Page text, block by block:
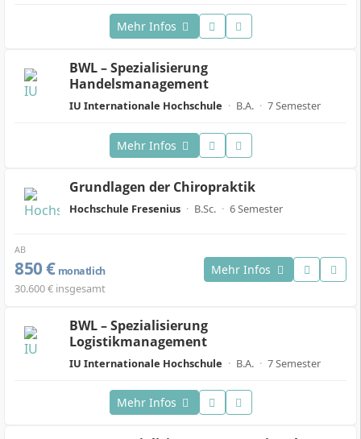
Mehr Infos
BWL – Spezialisierung
Handelsmanagement
IU Internationale Hochschule · B.A. · 7 Semester
Mehr Infos
Grundlagen der Chiropraktik
Hochschule Fresenius · B.Sc. · 6 Semester
AB
850 € monatlich
30.600 € insgesamt
Mehr Infos
BWL – Spezialisierung
Logistikmanagement
IU Internationale Hochschule · B.A. · 7 Semester
Mehr Infos